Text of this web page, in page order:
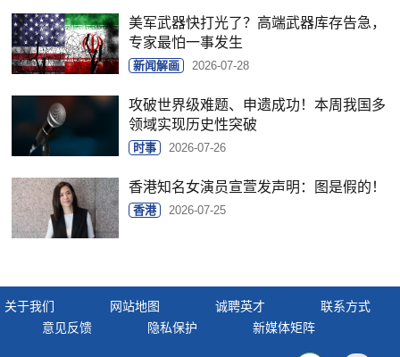
美军武器快打光了？高端武器库存告急，
专家最怕一事发生
新闻解画 2026-07-28
攻破世界级难题、申遗成功！本周我国多
领域实现历史性突破
时事 2026-07-26
香港知名女演员宣萱发声明：图是假的！
香港 2026-07-25
关于我们 网站地图 诚聘英才
联系方式
意见反馈
隐私保护 新媒体矩阵